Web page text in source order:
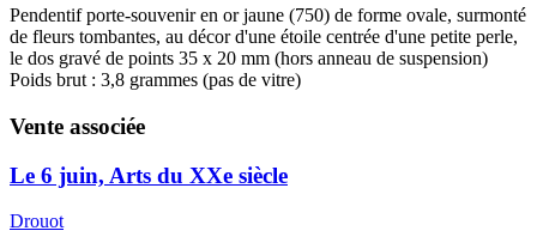
Pendentif porte-souvenir en or jaune (750) de forme ovale, surmonté
de fleurs tombantes, au décor d'une étoile centrée d'une petite perle,
le dos gravé de points 35 x 20 mm (hors anneau de suspension)
Poids brut : 3,8 grammes (pas de vitre)
Vente associée
Le 6 juin, Arts du XXe siècle
Drouot